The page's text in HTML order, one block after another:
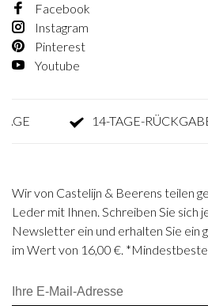
Facebook
Instagram
Pinterest
Youtube
14-TAGE-RÜCKGABE
Wir von Castelijn & Beerens teilen
Leder mit Ihnen. Schreiben Sie sich
Newsletter ein und erhalten Sie ein
im Wert von 16,00 €.